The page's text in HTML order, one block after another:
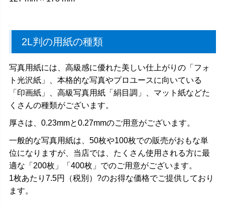
2L判の用紙の種類
写真用紙には、高級感に優れた美しい仕上がりの「フォ
ト光沢紙」、本格的な写真やプロユースに向いている
「印画紙」、高級写真用紙「絹目調」、マット紙などた
くさんの種類がございます。
厚さは、0.23mmと0.27mmのご用意がございます。
一般的な写真用紙は、50枚や100枚での販売がおもな単
位になりますが、当店では、たくさん使用される方に最
適な「200枚」「400枚」でのご用意がございます。
1枚あたり7.5円（税別）?のお得な価格でご提供しており
ます。